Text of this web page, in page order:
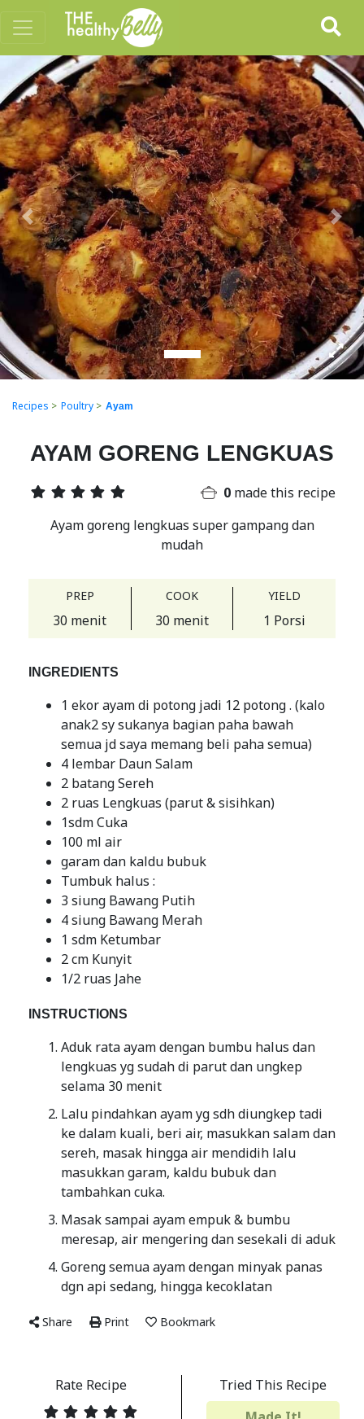
Previous Next
Recipes > Poultry > Ayam
AYAM GORENG LENGKUAS
0 made this recipe
Ayam goreng lengkuas super gampang dan
mudah
PREP
30 menit
COOK
30 menit
YIELD
1 Porsi
INGREDIENTS
1 ekor ayam di potong jadi 12 potong . (kalo
anak2 sy sukanya bagian paha bawah
semua jd saya memang beli paha semua)
4 lembar Daun Salam
2 batang Sereh
2 ruas Lengkuas (parut & sisihkan)
1sdm Cuka
100 ml air
garam dan kaldu bubuk
Tumbuk halus :
3 siung Bawang Putih
4 siung Bawang Merah
1 sdm Ketumbar
2 cm Kunyit
1/2 ruas Jahe
INSTRUCTIONS
Aduk rata ayam dengan bumbu halus dan
lengkuas yg sudah di parut dan ungkep
selama 30 menit
Lalu pindahkan ayam yg sdh diungkep tadi
ke dalam kuali, beri air, masukkan salam dan
sereh, masak hingga air mendidih lalu
masukkan garam, kaldu bubuk dan
tambahkan cuka.
Masak sampai ayam empuk & bumbu
meresap, air mengering dan sesekali di aduk
Goreng semua ayam dengan minyak panas
dgn api sedang, hingga kecoklatan
Share Print Bookmark
Rate Recipe
Tried This Recipe